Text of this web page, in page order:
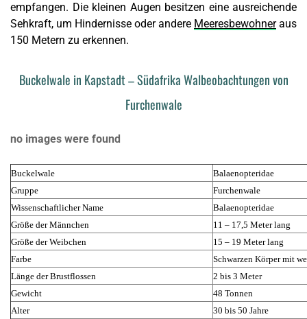
empfangen. Die kleinen Augen besitzen eine ausreichende
Sehkraft, um Hindernisse oder andere Meeresbewohneraus
150 Metern zu erkennen.
Buckelwale in Kapstadt – Südafrika Walbeobachtungen von
Furchenwale
no images were found
Buckelwale
Balaenopteridae
Gruppe
Furchenwale
Wissenschaftlicher Name
Balaenopteridae
Größe der Männchen
11 – 17,5 Meter lang
Größe der Weibchen
15 – 19 Meter lang
Farbe
Schwarzen Körper mit
Länge der Brustflossen
2 bis 3 Meter
Gewicht
48 Tonnen
Alter
30 bis 50 Jahre